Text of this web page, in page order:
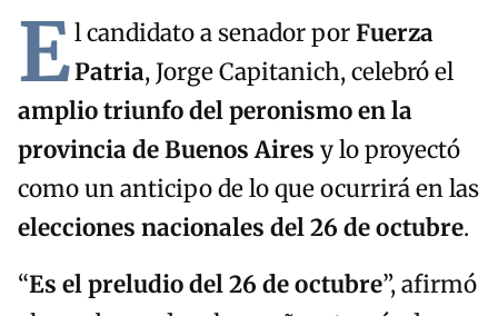
El candidato a senador porFuerza
Patria, Jorge Capitanich, celebró el
amplio triunfo del peronismo en la
provincia de Buenos Aires y lo proyectó
como un anticipo de lo que ocurrirá en las
elecciones nacionales del 26 de octubre.
“Es el preludio del 26 de octubre”, afirmó